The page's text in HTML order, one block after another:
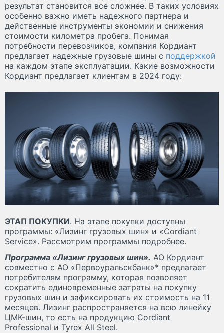
результат становится все сложнее. В таких условиях
особенно важно иметь надежного партнера и
действенные инструменты экономии и снижения
стоимости километра пробега. Понимая
потребности перевозчиков, компания Кордиант
предлагает надежные грузовые шины с поддержкой
на каждом этапе эксплуатации. Какие возможности
Кордиант предлагает клиентам в 2024 году:
ЭТАП ПОКУПКИ. На этапе покупки доступны
программы: «Лизинг грузовых шин» и «Cordiant
Service». Рассмотрим программы подробнее.
Программа «Лизинг грузовых шин». АО Кордиант
совместно с АО «Первоуральскбанк»* предлагает
потребителям программу, которая позволяет
сократить единовременные затраты на покупку
грузовых шин и зафиксировать их стоимость на 11
месяцев. Лизинг распространяется на всю линейку
ЦМК-шин, то есть на продукцию Cordiant
Professional и Tyrex All Steel.